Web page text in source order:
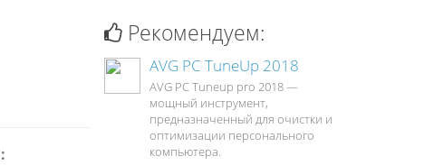
Рекомендуем:
AVG PC TuneUp 2018
AVG PC Tuneup pro 2018 —
мощный инструмент,
предназначенный для очистки и
оптимизации персонального
компьютера.